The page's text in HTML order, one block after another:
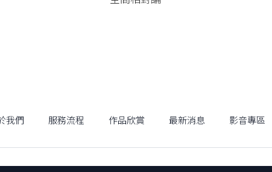
我們 服務流程 作品欣賞 最新消息 影音專區